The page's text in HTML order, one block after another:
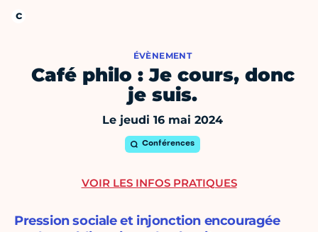
ÉVÈNEMENT
Café philo : Je cours, donc
je suis.
Le jeudi 16 mai 2024
Conférences
Pression sociale et injonction encouragée
VOIR LES INFOS PRATIQUES